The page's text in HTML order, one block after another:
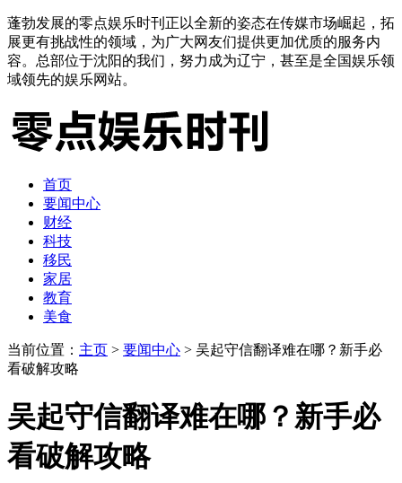
蓬勃发展的零点娱乐时刊正以全新的姿态在传媒市场崛起，拓
展更有挑战性的领域，为广大网友们提供更加优质的服务内
容。总部位于沈阳的我们，努力成为辽宁，甚至是全国娱乐领
域领先的娱乐网站。
首页
要闻中心
财经
科技
移民
家居
教育
美食
当前位置： 主页 > 要闻中心 > 吴起守信翻译难在哪？新手必
看破解攻略
吴起守信翻译难在哪？新手必
看破解攻略